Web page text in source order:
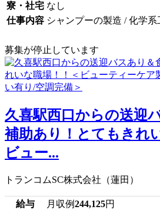
寮・社宅 なし
仕事内容 シャンプーの製造 / 化学系
募集が停止しています
久喜駅西口からの送迎
補助あり！とてもきれ
ビュー...
トランコムSC株式会社（蓮田）
給与 月収例244,125円